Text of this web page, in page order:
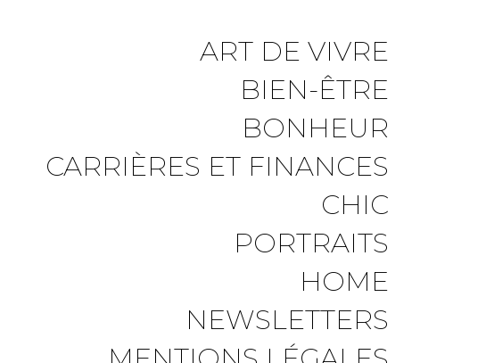
ART DE VIVRE
BIEN-ÊTRE
BONHEUR
CARRIÈRES ET FINANCES
CHIC
PORTRAITS
HOME
NEWSLETTERS